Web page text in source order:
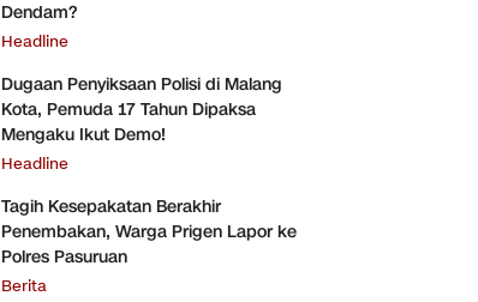
Dendam?
Headline
Dugaan Penyiksaan Polisi di Malang
Kota, Pemuda 17 Tahun Dipaksa
Mengaku Ikut Demo!
Headline
Tagih Kesepakatan Berakhir
Penembakan, Warga Prigen Lapor ke
Polres Pasuruan
Berita